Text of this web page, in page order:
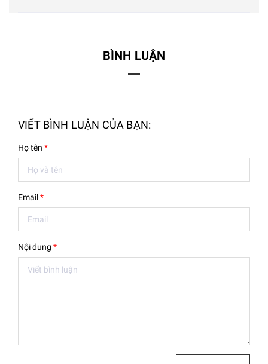
BÌNH LUẬN
VIẾT BÌNH LUẬN CỦA BẠN:
Họ tên *
Email*
Nội dung *